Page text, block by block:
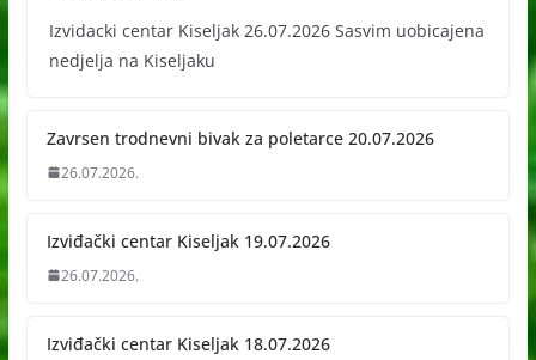
Izvidacki centar Kiseljak 26.07.2026 Sasvim uobicajena
nedjelja na Kiseljaku
Zavrsen trodnevni bivak za poletarce 20.07.2026
26.07.2026.
Izviđački centar Kiseljak 19.07.2026
26.07.2026.
Izviđački centar Kiseljak 18.07.2026